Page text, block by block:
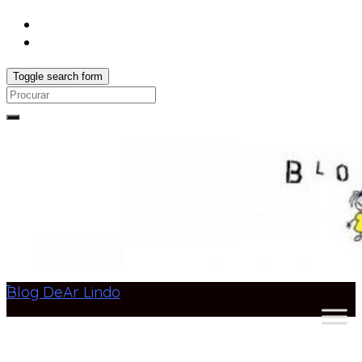
Toggle search form
Search
Blog DeAr Lindo